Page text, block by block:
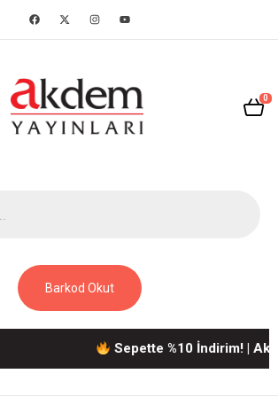
0
Barkod Okut
Sepette %10 İndirim! | Akdem